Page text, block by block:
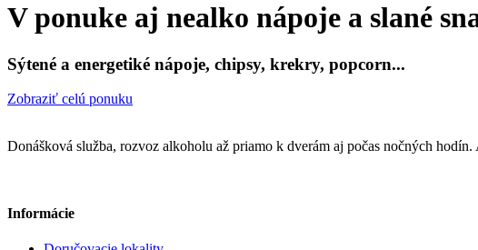
V ponuke aj nealko nápoje a slané
Sýtené a energetiké nápoje, chipsy, krekry, popcorn...
Zobraziť celú ponuku
Donášková služba, rozvoz alkoholu až priamo k dverám aj počas nočných
Informácie